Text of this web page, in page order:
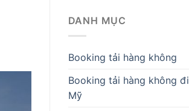
DANH MỤC
Booking tải hàng không
Booking tải hàng không đi
Mỹ